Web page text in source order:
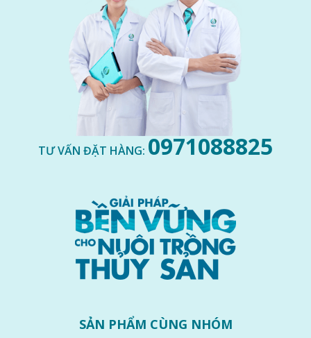
TƯ VẤN ĐẶT HÀNG: 0971088825
SẢN PHẨM CÙNG NHÓM
GỬI ĐI